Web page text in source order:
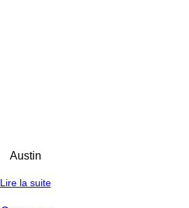
Austin
Lire la suite